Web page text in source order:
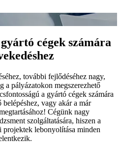
cégek számára
további fejlődéséhez nagy,
a pályázatokon megszerezhető
a gyártó cégek számára
vagy akár a már
Cégünk nagy
szolgáltatására, hiszen a
projektek lebonyolítása minden